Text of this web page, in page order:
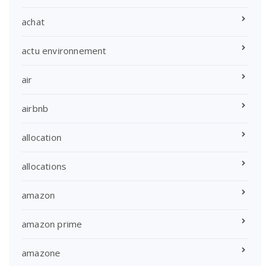
achat
actu environnement
air
airbnb
allocation
allocations
amazon
amazon prime
amazone